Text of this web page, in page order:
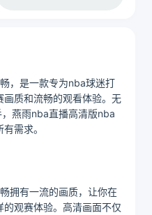
，是一款专为nba球迷打
质和流畅的观看体验。无
燕雨nba直播高清版nba
需求。
拥有一流的画质，让你在
观赛体验。高清画面不仅